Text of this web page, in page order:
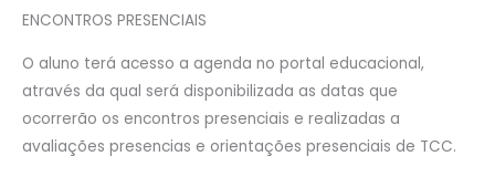
ENCONTROS PRESENCIAIS
O aluno terá acesso a agenda no portal educacional,
através da qual será disponibilizada as datas que
ocorrerão os encontros presenciais e realizadas a
avaliações presencias e orientações presenciais de TCC.